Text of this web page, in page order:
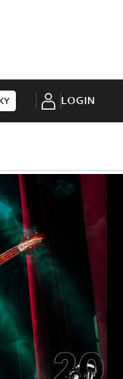
LOGIN